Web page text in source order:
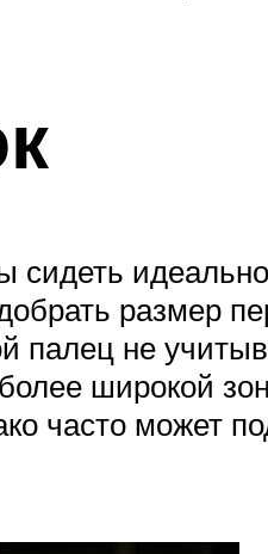
сидеть
размер
не
широкой
часто может